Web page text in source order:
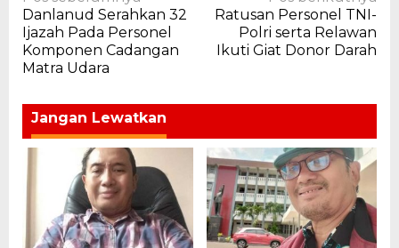
pos
Danlanud Serahkan 32
Ijazah Pada Personel
Komponen Cadangan
Matra Udara
Ratusan Personel TNI-
Polri serta Relawan
Ikuti Giat Donor Darah
Jangan Lewatkan